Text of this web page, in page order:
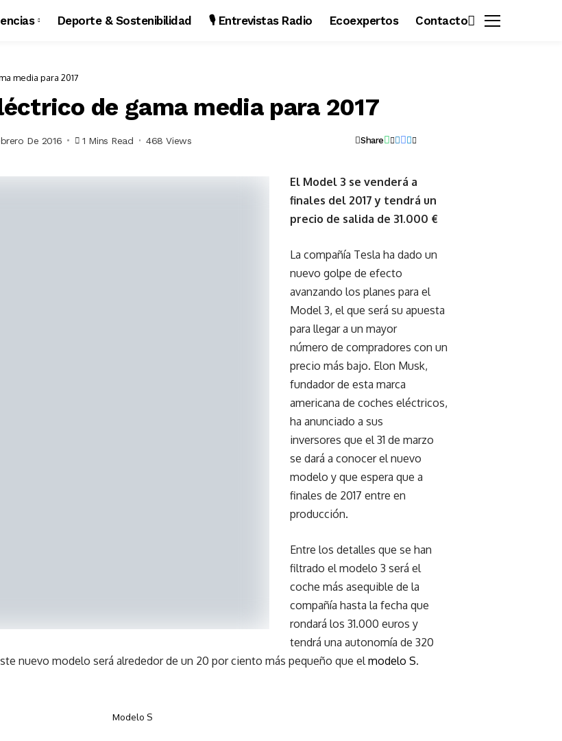
Deporte & Sostenibilidad 🎙️ Entrevistas Radio Ecoexpertos Contacto
media para 2017
de gama media para 2017
De 2016 1 Mins Read 468 Views Share
El Model 3 se venderá a
finales del 2017 y tendrá un
precio de salida de 31.000 €
La compañía Tesla ha dado un
nuevo golpe de efecto
avanzando los planes para el
Model 3, el que será su apuesta
para llegar a un mayor
número de compradores con un
precio más bajo. Elon Musk,
fundador de esta marca
americana de coches eléctricos,
ha anunciado a sus
inversores que el 31 de marzo
se dará a conocer el nuevo
modelo y que espera que a
finales de 2017 entre en
producción.
Entre los detalles que se han
filtrado el modelo 3 será el
coche más asequible de la
compañía hasta la fecha que
rondará los 31.000 euros y
tendrá una autonomía de 320
nuevo modelo será alrededor de un 20 por ciento más pequeño que elmodelo S.
Modelo S